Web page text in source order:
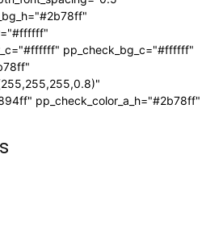
pp_check_bg_c="#ffffff"
pp_check_color_a_h="#2b78ff"